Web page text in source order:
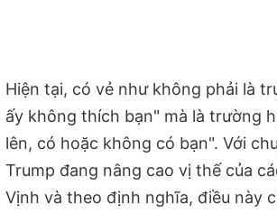
Hiện tại, có vẻ như không phải là
ấy không thích bạn" mà là trường
lên, có hoặc không có bạn". Với
Trump đang nâng cao vị thế của
Vịnh và theo định nghĩa, điều này